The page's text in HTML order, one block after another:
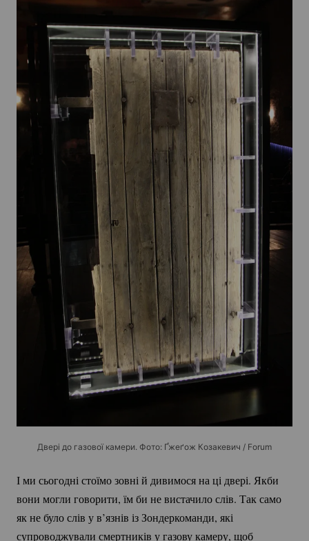
Двері до газової камери. Фото: Ґжеґож Козакевич / Forum
І ми сьогодні стоїмо зовні й дивимося на ці двері. Якби
вони могли говорити, їм би не вистачило слів. Так само
як не було слів у в’язнів із Зондеркоманди, які
супроводжували смертників у газову камеру, щоб